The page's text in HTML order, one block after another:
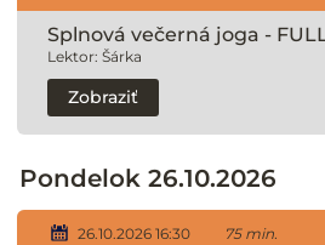
Splnová večerná joga -
Lektor: Šárka
Zobraziť
Pondelok 26.10.2026
26.10.2026 16:30 75 min.